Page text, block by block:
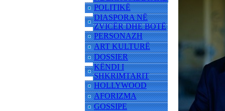
POLITIKË
DIASPORA NË
ZVICËR DHE BOTË
PERSONAZH
ART KULTURË
DOSSIER
KËNDI I
SHKRIMTARIT
HOLLYWOOD
AFORIZMA
GOSSIPE